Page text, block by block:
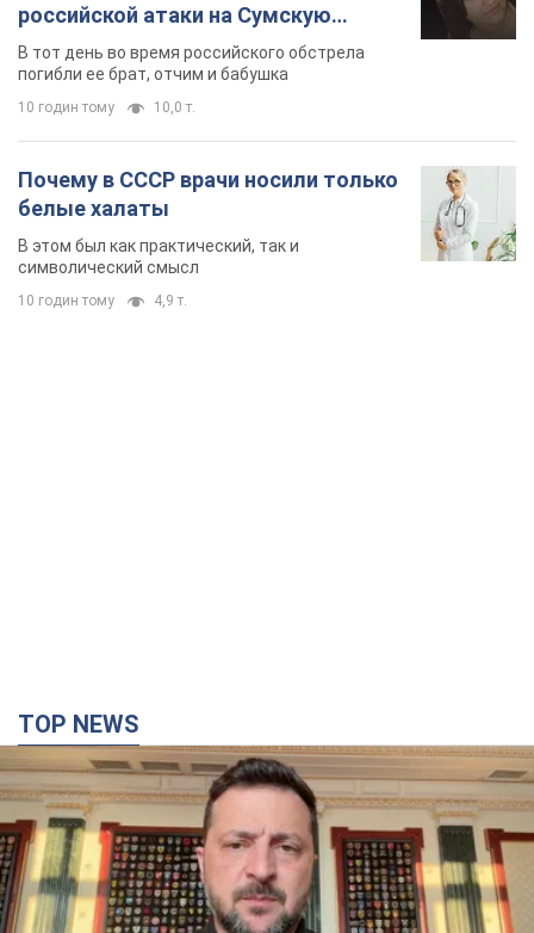
российской атаки на Сумскую
область. Фото
В тот день во время российского обстрела
погибли ее брат, отчим и бабушка
10 годин тому 10,0 т.
Почему в СССР врачи носили только
белые халаты
В этом был как практический, так и
символический смысл
10 годин тому 4,9 т.
TOP NEWS